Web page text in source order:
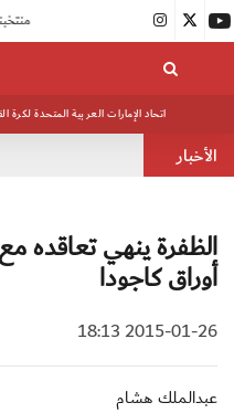
اتحاد الإمارات العربية المتحدة لكرة
الأخبار
الظفرة ينهي تعاقده
أوراق كاجودا
2015-01-26 18:13
عبدالملك هشام